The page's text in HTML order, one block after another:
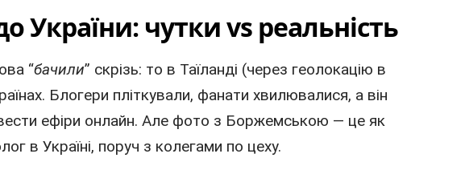
України: чутки vs реальність
“бачили” скрізь: то в Таїланді (через геолокацію в
Блогери пліткували, фанати хвилювалися, а він
ефіри онлайн. Але фото з Боржемською — це як
в Україні, поруч з колегами по цеху.